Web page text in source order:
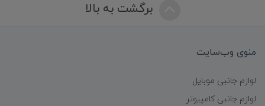
برگشت به بالا
منوی وب‌سایت
لوازم جانبی موبایل
لوازم جانبی کامپیوتر